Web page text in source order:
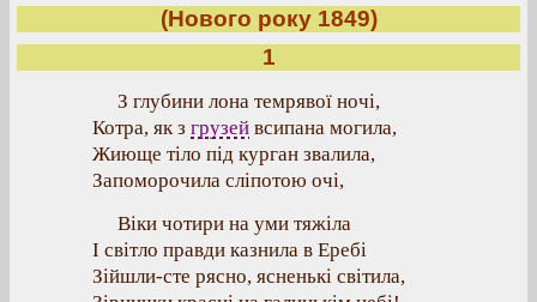
(Нового року 1849)
1
З глубини лона темрявої ночі,
Котра, як з грузей всипана могила,
Жиюще тіло під курган звалила,
Запоморочила сліпотою очі,
Віки чотири на уми тяжіла
І світло правди казнила в Еребі
Зійшли-сте рясно, ясненькі світила,